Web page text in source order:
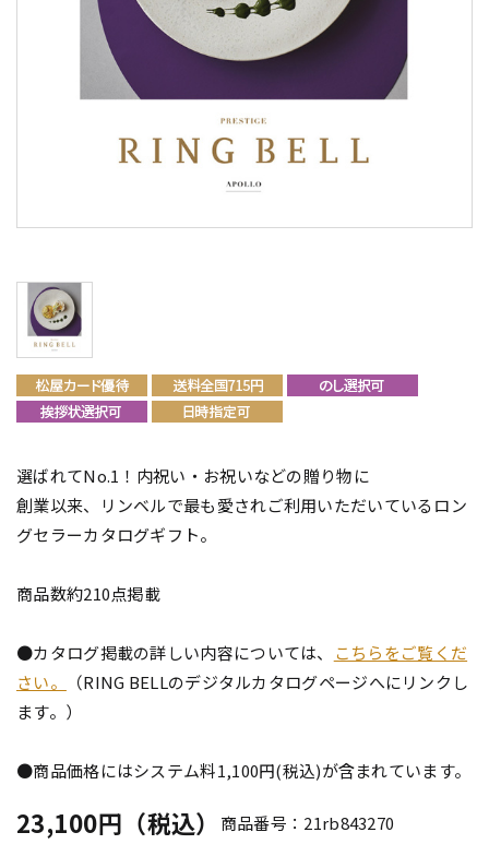
選ばれてNo.1！内祝い・お祝いなどの贈り物に
創業以来、リンベルで最も愛されご利用いただいているロン
グセラーカタログギフト。
商品数約210点掲載
●カタログ掲載の詳しい内容については、
こちらをご覧くだ
さい。
（RING BELLのデジタルカタログページへにリンクし
ます。）
●商品価格にはシステム料1,100円(税込)が含まれています。
23,100円（税込） 商品番号：21rb843270